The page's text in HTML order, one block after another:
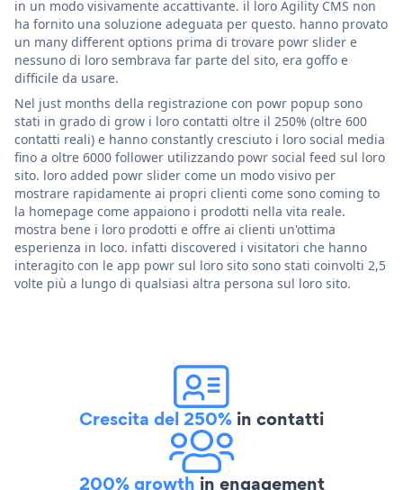
in un modo visivamente accattivante. il loro Agility CMS non
ha fornito una soluzione adeguata per questo. hanno provato
un many different options prima di trovare powr slider e
nessuno di loro sembrava far parte del sito, era goffo e
difficile da usare.
Nel just months della registrazione con powr popup sono
stati in grado di grow i loro contatti oltre il 250% (oltre 600
contatti reali) e hanno constantly cresciuto i loro social media
fino a oltre 6000 follower utilizzando powr social feed sul loro
sito. loro added powr slider come un modo visivo per
mostrare rapidamente ai propri clienti come sono coming to
la homepage come appaiono i prodotti nella vita reale.
mostra bene i loro prodotti e offre ai clienti un'ottima
esperienza in loco. infatti discovered i visitatori che hanno
interagito con le app powr sul loro sito sono stati coinvolti 2,5
volte più a lungo di qualsiasi altra persona sul loro sito.
Crescita del 250% in contatti
200% growth in engagement